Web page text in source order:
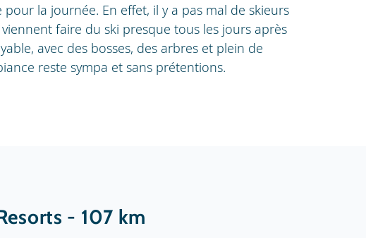
pour la journée. En effet, il y a pas mal de skieurs
faire du ski presque tous les jours après
avec des bosses, des arbres et plein de
reste sympa et sans prétentions.
- 107 km